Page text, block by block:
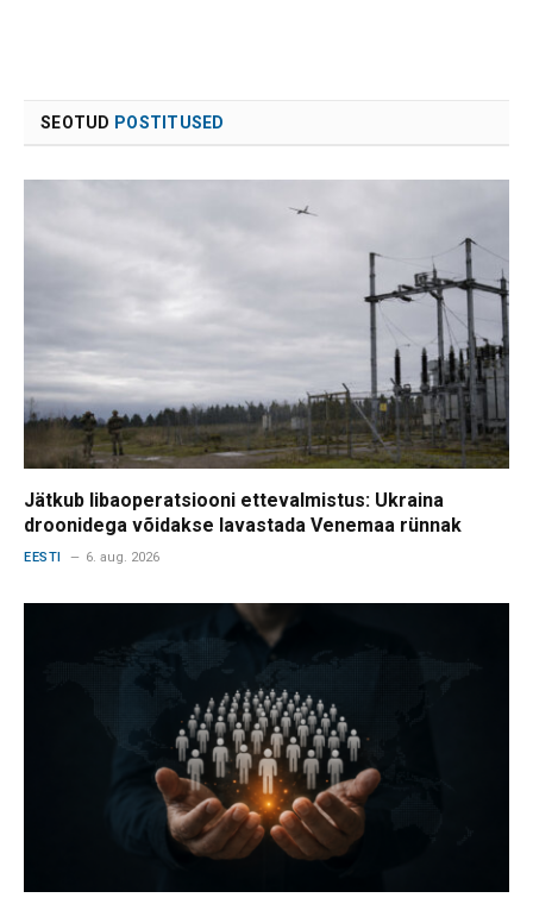
SEOTUD POSTITUSED
Jätkub libaoperatsiooni ettevalmistus: Ukraina
droonidega võidakse lavastada Venemaa rünnak
EESTI 6. aug. 2026